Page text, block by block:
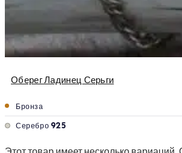
Оберег Ладинец Серьги
Бронза
Серебро 925